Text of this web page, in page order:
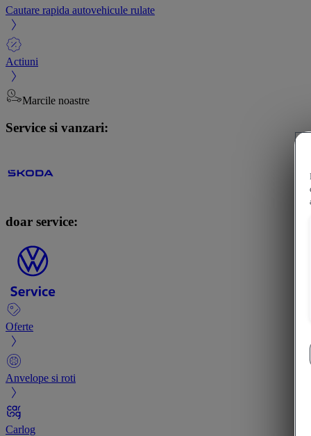
Cautare rapida autovehicule rulate
Actiuni
Marcile noastre
Service si vanzari:
doar service:
Oferte
Anvelope si roti
Carlog